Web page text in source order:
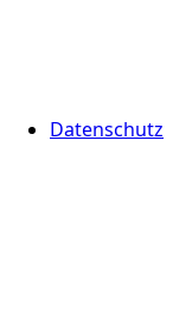
Datenschutz